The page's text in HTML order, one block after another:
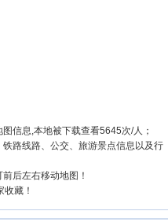
信息,本地被下载查看5645次/人；
路线路、公交、旅游景点信息以及行
后左右移动地图！
藏！